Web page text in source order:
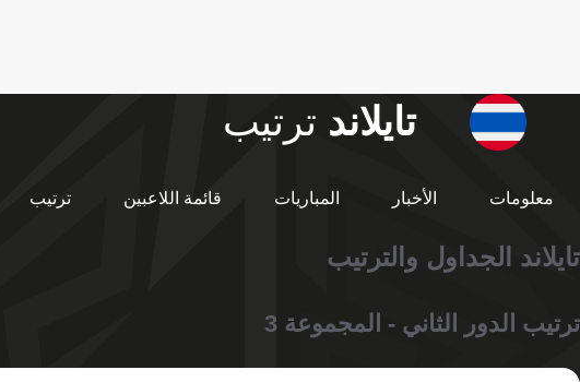
تايلاند ترتيب
معلومات الأخبار المباريات قائمة اللاعبين ترتيب
تايلاند الجداول والترتيب
ترتيب الدور الثاني - المجموعة 3